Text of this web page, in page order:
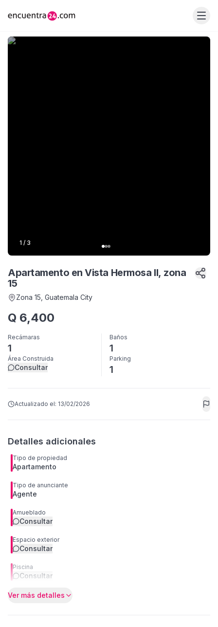
1 / 3
Apartamento en Vista Hermosa II, zona
15
Zona 15 , Guatemala City
Q 6,400
Recámaras
1
Baños
1
Área Construida
Consultar
Parking
1
Actualizado el: 13/02/2026
Detalles adicionales
Tipo de propiedad
Apartamento
Tipo de anunciante
Agente
Amueblado
Consultar
Espacio exterior
Consultar
Piscina
Consultar
Ver más detalles